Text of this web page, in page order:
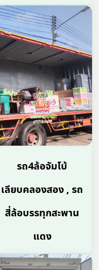
รถ4ล้อจัมโบ้
เลียบคลองสอง , รถ
สี่ล้อบรรทุกสะพาน
แดง